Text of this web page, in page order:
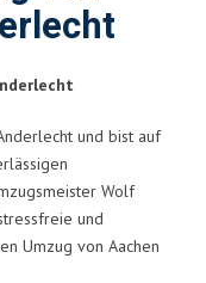
und bist auf
Wolf
und
Umzug von Aachen